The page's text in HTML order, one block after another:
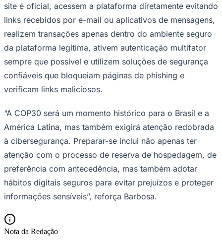
São Paulo
site é oficial, acessem a plataforma diretamente evitando
links recebidos por e-mail ou aplicativos de mensagens,
realizem transações apenas dentro do ambiente seguro
da plataforma legítima, ativem autenticação multifator
sempre que possível e utilizem soluções de segurança
confiáveis que bloqueiam páginas de phishing e
verificam links maliciosos.
“A COP30 será um momento histórico para o Brasil e a
América Latina, mas também exigirá atenção redobrada
à cibersegurança. Preparar-se inclui não apenas ter
atenção com o processo de reserva de hospedagem, de
preferência com antecedência, mas também adotar
hábitos digitais seguros para evitar prejuízos e proteger
informações sensíveis”, reforça Barbosa.
Nota da Redação